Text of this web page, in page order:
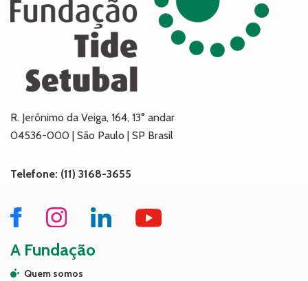
R. Jerônimo da Veiga, 164, 13° andar
04536-000 | São Paulo | SP Brasil
Telefone: (11) 3168-3655
A Fundação
Quem somos